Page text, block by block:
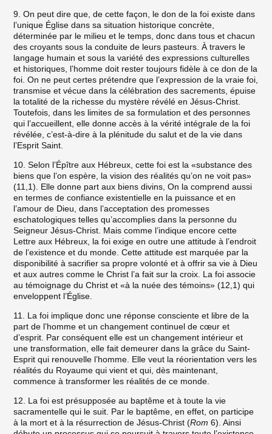
9. On peut dire que, de cette façon, le don de la foi existe dans
l’unique Église dans sa situation historique concrète,
déterminée par le milieu et le temps, donc dans tous et chacun
des croyants sous la conduite de leurs pasteurs. À travers le
langage humain et sous la variété des expressions culturelles
et historiques, l’homme doit rester toujours fidèle à ce don de la
foi. On ne peut certes prétendre que l’expression de la vraie foi,
transmise et vécue dans la célébration des sacrements, épuise
la totalité de la richesse du mystère révélé en Jésus-Christ.
Toutefois, dans les limites de sa formulation et des personnes
qui l’accueillent, elle donne accès à la vérité intégrale de la foi
révélée, c’est-à-dire à la plénitude du salut et de la vie dans
l’Esprit Saint.
10. Selon l’Épître aux Hébreux, cette foi est la «substance des
biens que l’on espère, la vision des réalités qu’on ne voit pas»
(11,1). Elle donne part aux biens divins, On la comprend aussi
en termes de confiance existentielle en la puissance et en
l’amour de Dieu, dans l’acceptation des promesses
eschatologiques telles qu’accomplies dans la personne du
Seigneur Jésus-Christ. Mais comme l’indique encore cette
Lettre aux Hébreux, la foi exige en outre une attitude à l’endroit
de l’existence et du monde. Cette attitude est marquée par la
disponibilité à sacrifier sa propre volonté et à offrir sa vie à Dieu
et aux autres comme le Christ l’a fait sur la croix. La foi associe
au témoignage du Christ et «à la nuée des témoins» (12,1) qui
enveloppent l’Église.
11. La foi implique donc une réponse consciente et libre de la
part de l’homme et un changement continuel de cœur et
d’esprit. Par conséquent elle est un changement intérieur et
une transformation, elle fait demeurer dans la grâce du Saint-
Esprit qui renouvelle l’homme. Elle veut la réorientation vers les
réalités du Royaume qui vient et qui, dès maintenant,
commence à transformer les réalités de ce monde.
12. La foi est présupposée au baptême et à toute la vie
sacramentelle qui le suit. Par le baptême, en effet, on participe
à la mort et à la résurrection de Jésus-Christ (Rom6). Ainsi